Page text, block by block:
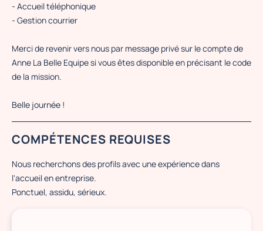
- Accueil téléphonique
- Gestion courrier
Merci de revenir vers nous par message privé sur le compte de
Anne La Belle Equipe si vous êtes disponible en précisant le code
de la mission.
Belle journée !
COMPÉTENCES REQUISES
Nous recherchons des profils avec une expérience dans
l'accueil en entreprise.
Ponctuel, assidu, sérieux.